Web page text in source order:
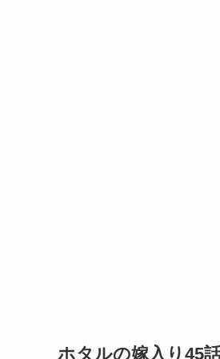
ホタルの嫁入り45